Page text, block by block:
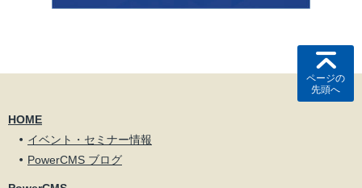
ページの
先頭へ
HOME
イベント・セミナー情報
PowerCMS ブログ